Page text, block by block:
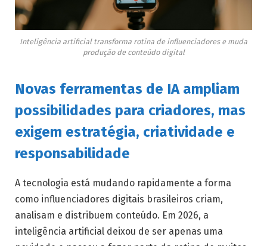
Inteligência artificial transforma rotina de influenciadores e muda
produção de conteúdo digital
Novas ferramentas de IA ampliam
possibilidades para criadores, mas
exigem estratégia, criatividade e
responsabilidade
A tecnologia está mudando rapidamente a forma
como influenciadores digitais brasileiros criam,
analisam e distribuem conteúdo. Em 2026, a
inteligência artificial deixou de ser apenas uma